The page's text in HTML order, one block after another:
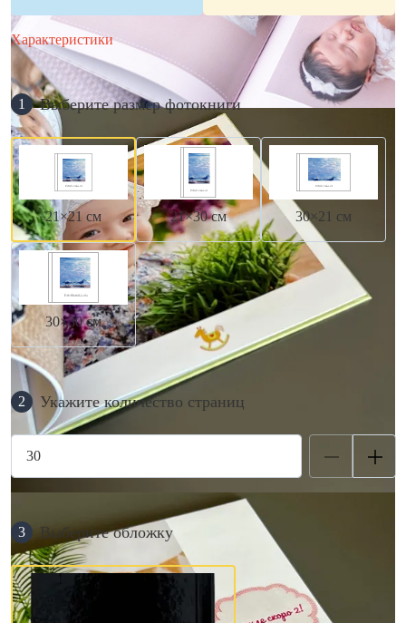
Характеристики
1 Выберите размер фотокниги
21×21 см 21×30 см 30×21 см
30×30 см
2 Укажите количество страниц
3 Выберите обложку